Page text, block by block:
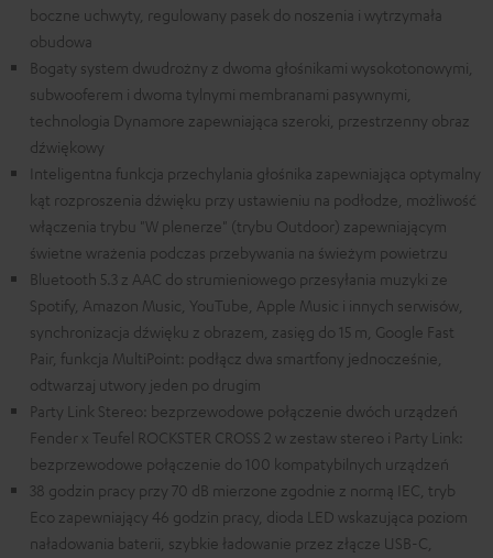
boczne uchwyty, regulowany pasek do noszenia i wytrzymała
obudowa
Bogaty system dwudrożny z dwoma głośnikami wysokotonowymi,
subwooferem i dwoma tylnymi membranami pasywnymi,
technologia Dynamore zapewniająca szeroki, przestrzenny obraz
dźwiękowy
Inteligentna funkcja przechylania głośnika zapewniająca optymalny
kąt rozproszenia dźwięku przy ustawieniu na podłodze, możliwość
włączenia trybu "W plenerze" (trybu Outdoor) zapewniającym
świetne wrażenia podczas przebywania na świeżym powietrzu
Bluetooth 5.3 z AAC do strumieniowego przesyłania muzyki ze
Spotify, Amazon Music, YouTube, Apple Music i innych serwisów,
synchronizacja dźwięku z obrazem, zasięg do 15 m, Google Fast
Pair, funkcja MultiPoint: podłącz dwa smartfony jednocześnie,
odtwarzaj utwory jeden po drugim
Party Link Stereo: bezprzewodowe połączenie dwóch urządzeń
Fender x Teufel ROCKSTER CROSS 2 w zestaw stereo i Party Link:
bezprzewodowe połączenie do 100 kompatybilnych urządzeń
38 godzin pracy przy 70 dB mierzone zgodnie z normą IEC, tryb
Eco zapewniający 46 godzin pracy, dioda LED wskazująca poziom
naładowania baterii, szybkie ładowanie przez złącze USB-C,